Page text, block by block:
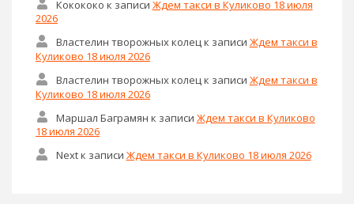
Кокококо к записи Ждем такси в Куликово 18 июля
2026
Властелин творожных колецк записи Ждем такси в
Куликово 18 июля 2026
Властелин творожных колец к записи Ждем такси в
Куликово 18 июля 2026
Маршал Баграмян к записи Ждем такси в Куликово
18 июля 2026
Nextк записи Ждем такси в Куликово 18 июля 2026